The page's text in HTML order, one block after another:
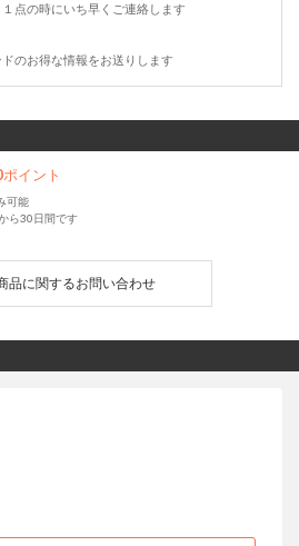
点の時にいち早くご連絡します
のお得な情報をお送りします
ポイント
可能
ら30日間です
品に関するお問い合わせ